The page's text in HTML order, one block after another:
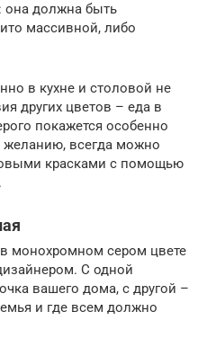
она должна быть
массивной, либо
в кухне и столовой не
других цветов – еда в
покажется особенно
желанию, всегда можно
красками с помощью
монохромном сером цвете
С одной
вашего дома, с другой –
и где всем должно